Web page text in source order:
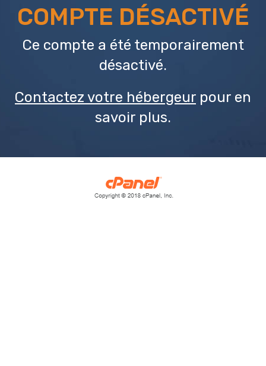
COMPTE DÉSACTIVÉ
Ce compte a été temporairement
désactivé.
Contactez votre hébergeur pour en
savoir plus.